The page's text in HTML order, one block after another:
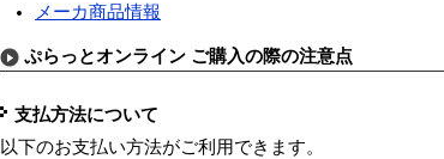
メーカ商品情報
ぷらっとオンライン ご購入の際の注意点
支払方法について
以下のお支払い方法がご利用できます。